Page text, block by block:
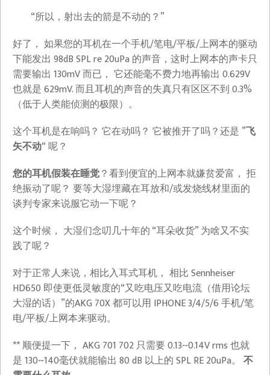
“所以，射出去的箭是不动的？”
好了， 如果您的耳机在一个手机/笔电/平板/上网本的驱动
下能发出 98dB SPL re 20uPa 的声音，这时上网本的声卡只
需要输出 130mV 而已， 它还能毫不费力地再输出 0.629V
也就是 629mV. 而且耳机的声音的失真只有区区不到 0.3%
（低于人类能侦测的极限）。
这个耳机是在响吗？ 它在动吗？ 它被推开了吗？还是 ”飞
矢不动“ 呢？
您的耳机假装在睡觉？看到便宜的上网本就嫌贫爱富， 拒
绝振动了呢？ 要等大湿埋藏在耳放和/或发烧线材里面的
谈判专家来说服它动一下呢？
这个时候， 大湿们念叨几十年的 “耳朵收货” 为啥又不实
践了呢？
对于正常人来说，相比入耳式耳机， 相比 Sennheiser
HD650 即使更低灵敏度的“又吃电压又吃电流（借用论坛
大湿的话）”的AKG 70X 都可以用 IPHONE 3/4/5/6 手机/笔
电/平板/上网本来驱动。
** 顺便提一下， AKG 701 702 只需要 0.13~0.14V rms 也就
是 130~140毫伏就能输出 80 dB 以上的 SPL RE 20uPa。 不